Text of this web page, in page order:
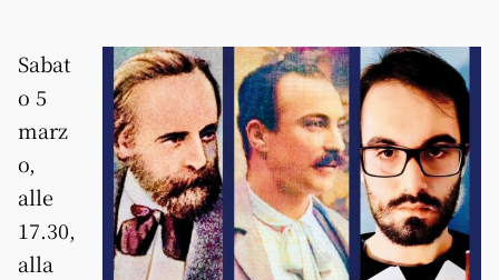
Sabat
o 5
marz
o,
alle
17.30,
alla